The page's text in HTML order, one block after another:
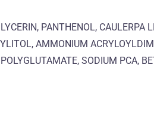
PANTHENOL,
AMMONIUM
SODIUM PCA,